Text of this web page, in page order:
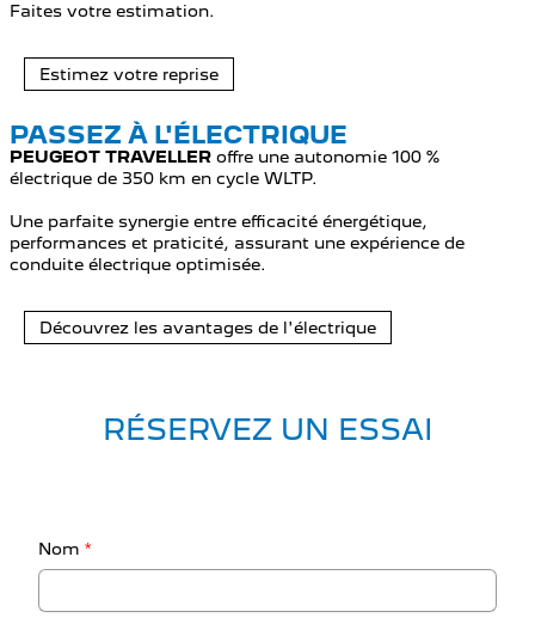
Faites votre estimation.
Estimez votre reprise
PASSEZ À L'ÉLECTRIQUE
PEUGEOT TRAVELLER offre une autonomie 100 %
électrique de 350 km en cycle WLTP.
Une parfaite synergie entre efficacité énergétique,
performances et praticité, assurant une expérience de
conduite électrique optimisée.
Découvrez les avantages de l'électrique
RÉSERVEZ UN ESSAI
Nom *